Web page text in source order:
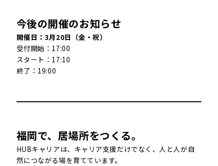
今後の開催のお知らせ
開催日：3月20日（金・祝）
受付開始：17:00
スタート：17:10
終了：19:00
福岡で、居場所をつくる。
HUBキャリアは、キャリア支援だけでなく、人と人が自
然につながる場を育てています。